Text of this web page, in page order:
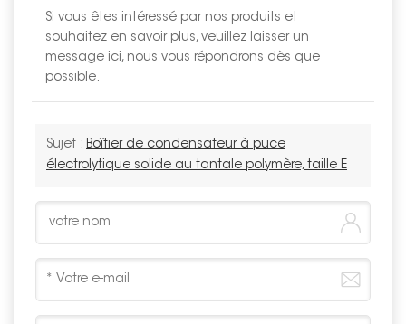
Si vous êtes intéressé par nos produits et
souhaitez en savoir plus, veuillez laisser un
message ici, nous vous répondrons dès que
possible.
Sujet : Boîtier de condensateur à puce
électrolytique solide au tantale polymère, taille E